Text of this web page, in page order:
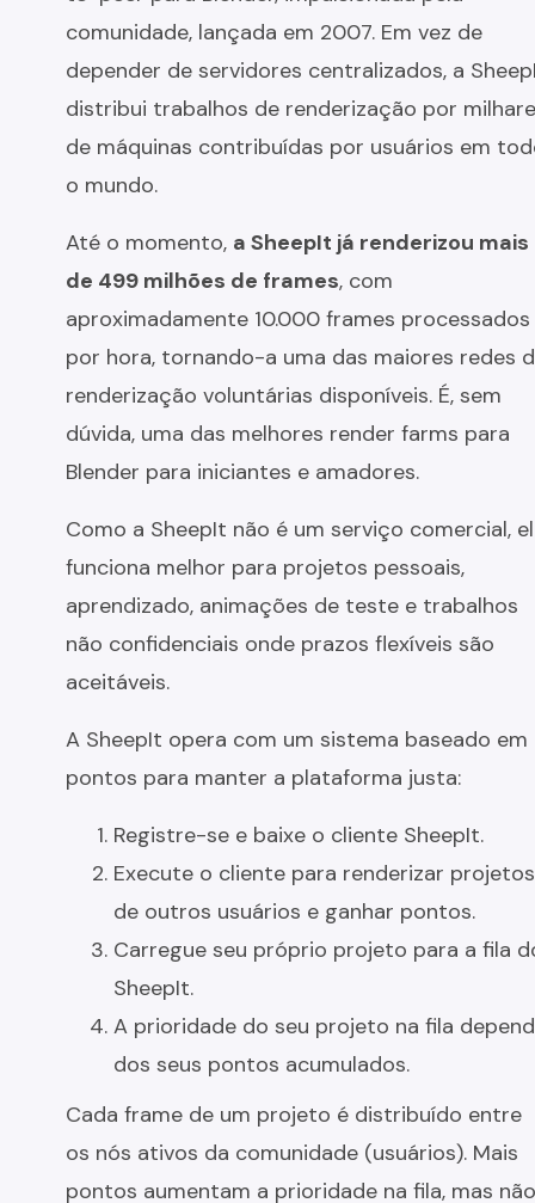
comunidade, lançada em 2007. Em vez de
depender de servidores centralizados, a
distribui trabalhos de renderização por
de máquinas contribuídas por usuários em
o mundo.
Até o momento, a SheepIt já renderizou mais
de 499 milhões de frames, com
aproximadamente 10.000 frames processados
por hora, tornando-a uma das maiores redes
renderização voluntárias disponíveis. É, sem
dúvida, uma das melhores render farms para
Blender para iniciantes e amadores.
Como a SheepIt não é um serviço comercial,
funciona melhor para projetos pessoais,
aprendizado, animações de teste e trabalhos
não confidenciais onde prazos flexíveis são
aceitáveis.
A SheepIt opera com um sistema baseado em
pontos para manter a plataforma justa:
Registre-se e baixe o cliente SheepIt.
Execute o cliente para renderizar projetos
de outros usuários e ganhar pontos.
Carregue seu próprio projeto para a fila
SheepIt.
A prioridade do seu projeto na fila
dos seus pontos acumulados.
Cada frame de um projeto é distribuído entre
os nós ativos da comunidade (usuários). Mais
pontos aumentam a prioridade na fila, mas não